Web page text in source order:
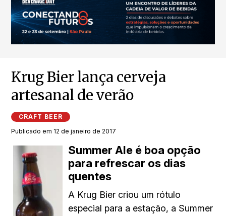
Krug Bier lança cerveja
artesanal de verão
CRAFT BEER
Publicado em 12 de janeiro de 2017
Summer Ale é boa opção
para refrescar os dias
quentes
A Krug Bier criou um rótulo
especial para a estação, a Summer